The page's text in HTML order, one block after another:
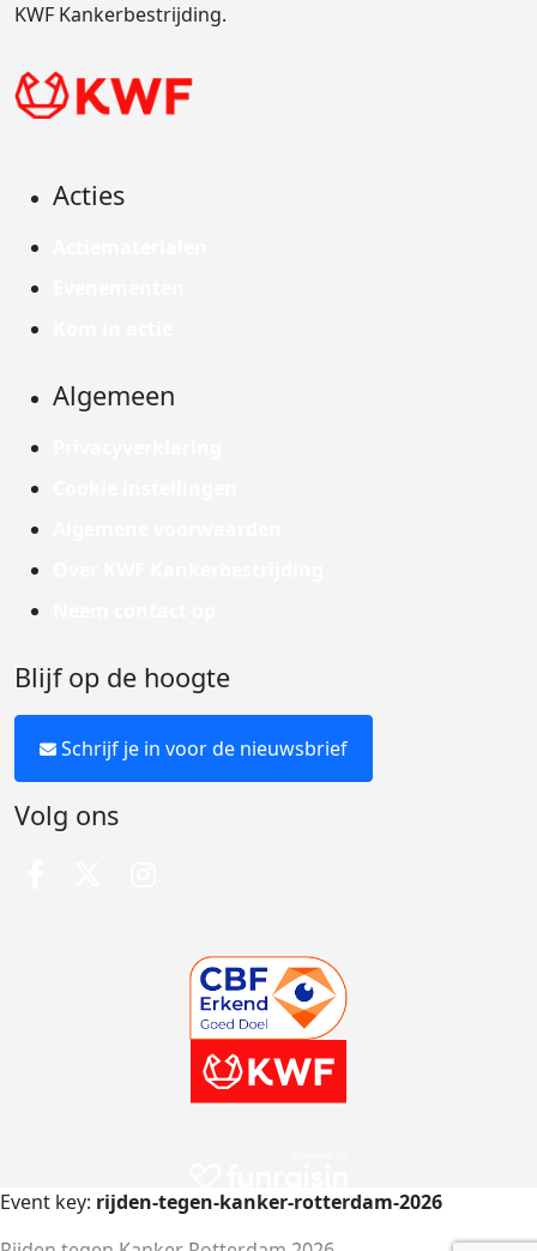
KWF Kankerbestrijding.
Acties
Algemeen
Blijf op de hoogte
Schrijf je in voor de nieuwsbrief
Volg ons
Event key: rijden-tegen-kanker-rotterdam-2026